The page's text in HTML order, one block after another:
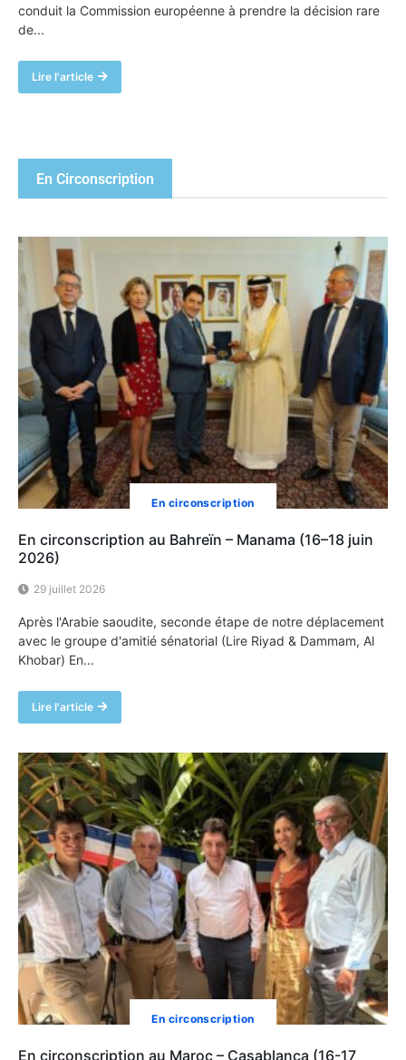
conduit la Commission européenne à prendre la décision rare
de...
Lire l'article
En Circonscription
En circonscription
En circonscription au Bahreïn – Manama (16–18 juin
2026)
29 juillet 2026
Après l'Arabie saoudite, seconde étape de notre déplacement
avec le groupe d'amitié sénatorial (Lire Riyad & Dammam, Al
Khobar) En...
Lire l'article
En circonscription
En circonscription au Maroc – Casablanca (16-17